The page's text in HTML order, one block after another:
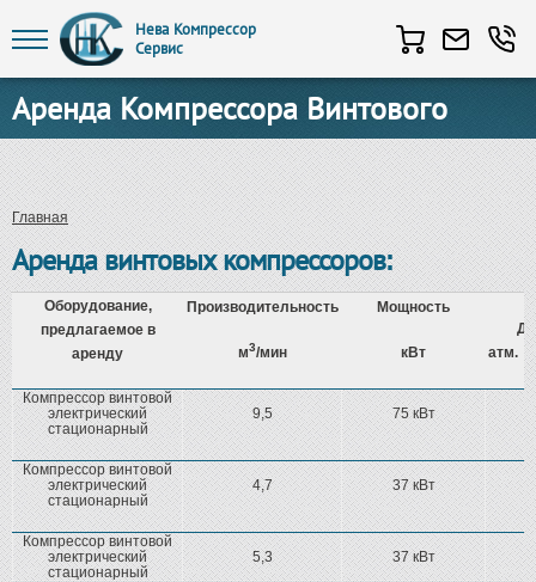
Нева Компрессор
Сервис
Аренда Компрессора Винтового
Вы здесь
Главная
Аренда винтовых компрессоров:
Оборудование,
предлагаемое в
аренду
Производительность
м3/мин
Мощность
кВт
атм.
Компрессор винтовой
электрический
стационарный
9,5 75 кВт
Компрессор винтовой
электрический
стационарный
4,7 37 кВт
Компрессор винтовой
электрический
стационарный
5,3 37 кВт